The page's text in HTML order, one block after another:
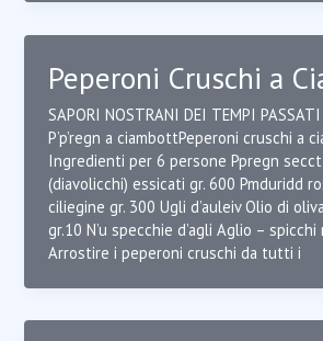
Peperoni Cruschi a
SAPORI NOSTRANI DEI TEMPI
P’p’regn a ciambottPeperoni cruschi a
Ingredienti per 6 persone Ppregn
(diavolicchi) essicati gr. 600 Pmduridd
ciliegine gr. 300 Ugli d’auleiv Olio di
gr.10 N’u specchie d’agli Aglio –
Arrostire i peperoni cruschi da tutti i